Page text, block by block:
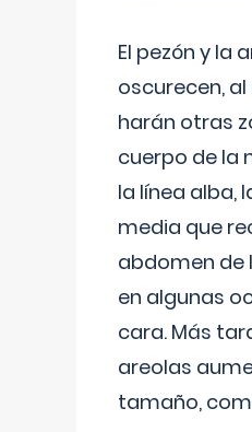
El pezón y la
oscurecen,
harán otras
cuerpo de la
la línea alba,
media que
abdomen de
en algunas
cara. Más
areolas
tamaño,